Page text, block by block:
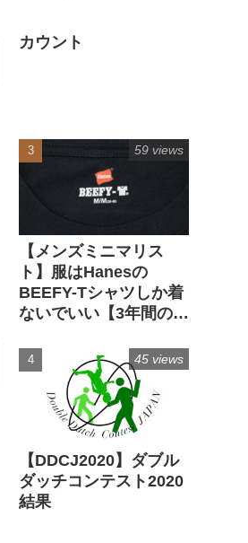
カウント
【メンズミニマリス
ト】服はHanesの
BEEFY-Tシャツしか着
ないでいい【3年間の実
59 views
【DDCJ2020】ダブル
ダッチコンテスト2020
結果
45 views